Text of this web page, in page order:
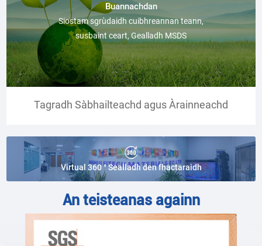
Buannachdan
Siostam sgrùdaidh cuibhreannan teann,
susbaint ceart, Gealladh MSDS
Tagradh Sàbhailteachd agus Àrainneachd
Virtual 360 ° Sealladh den fhactaraidh
An teisteanas againn